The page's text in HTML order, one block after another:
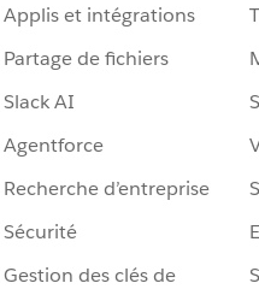
Applis et intégrations
Partage de fichiers
Slack AI
Agentforce
Recherche d’entreprise
Sécurité
Gestion des clés de